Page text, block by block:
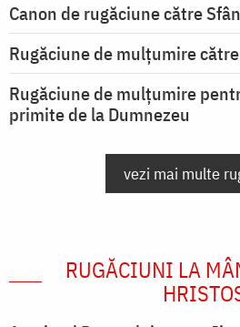
Canon de rugăciune către
Rugăciune de mulţumire
Rugăciune de mulțumire
primite de la Dumnezeu
vezi mai multe
RUGĂCIUNI LA